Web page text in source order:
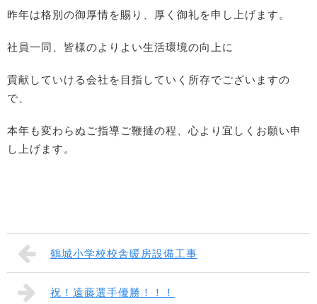
昨年は格別の御厚情を賜り、厚く御礼を申し上げます。
社員一同、皆様のよりよい生活環境の向上に
貢献していける会社を目指していく所存でございますの
で、
本年も変わらぬご指導ご鞭撻の程、心より宜しくお願い申
し上げます。
鶴城小学校校舎暖房設備工事
祝！遠藤選手優勝！！！